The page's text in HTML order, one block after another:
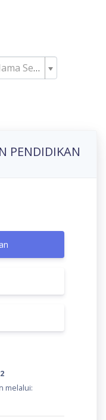
-- Ketikan NPSN atau Nama Sekolah--
PENDIDIKAN
melalui: